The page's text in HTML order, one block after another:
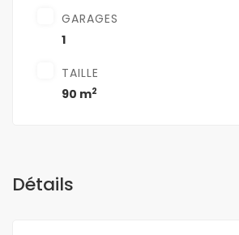
GARAGES
1
TAILLE
90 m2
Détails